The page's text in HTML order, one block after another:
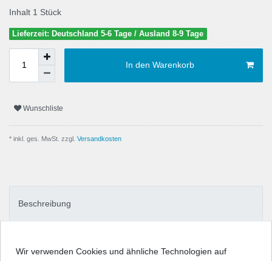
Inhalt 1 Stück
Lieferzeit: Deutschland 5-6 Tage / Ausland 8-9 Tage
In den Warenkorb
Wunschliste
* inkl. ges. MwSt. zzgl. Versandkosten
Beschreibung
Wir verwenden Cookies und ähnliche Technologien auf